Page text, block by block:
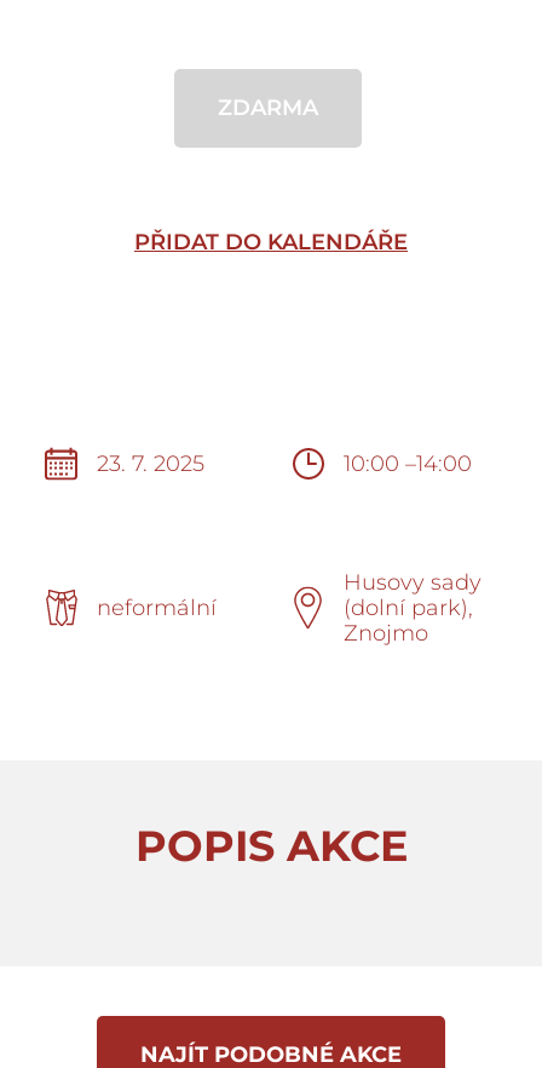
ZDARMA
PŘIDAT DO KALENDÁŘE
23. 7. 2025 10:00 –14:00
neformální
Husovy sady
(dolní park),
Znojmo
POPIS AKCE
NAJÍT PODOBNÉ AKCE